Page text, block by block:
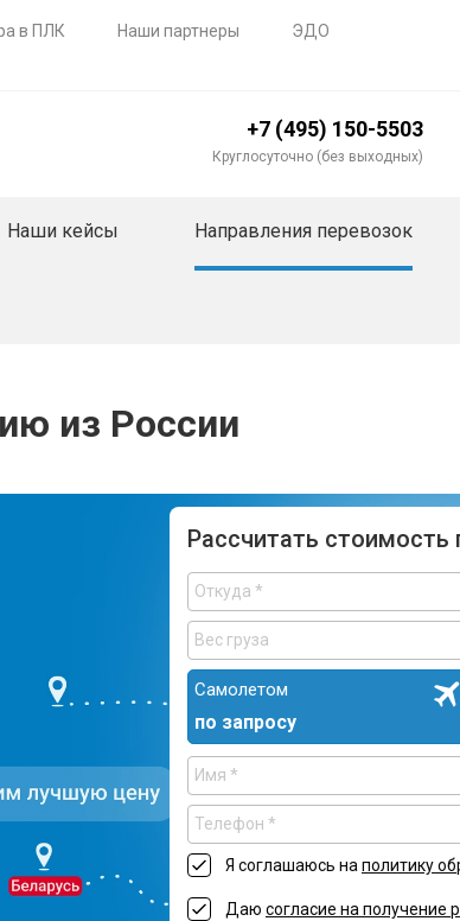
в ПЛК Наши партнеры
ЭДО
+7 (495) 150-5503
Круглосуточно (без выходных)
Наши кейсы Направления перевозок
из России
Рассчитать стоимость
Самолетом
по запросу
Я соглашаюсь на политику
Даю согласие на получение